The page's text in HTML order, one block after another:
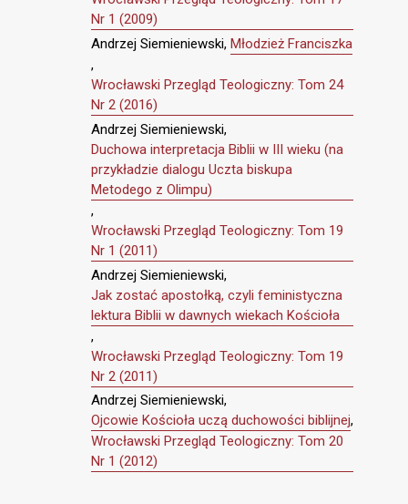
Nr 1 (2009)
Andrzej Siemieniewski, Młodzież Franciszka
,
Wrocławski Przegląd Teologiczny: Tom 24
Nr 2 (2016)
Andrzej Siemieniewski,
Duchowa interpretacja Biblii w III wieku (na
przykładzie dialogu Uczta biskupa
Metodego z Olimpu)
,
Wrocławski Przegląd Teologiczny: Tom 19
Nr 1 (2011)
Andrzej Siemieniewski,
Jak zostać apostołką, czyli feministyczna
lektura Biblii w dawnych wiekach Kościoła
,
Wrocławski Przegląd Teologiczny: Tom 19
Nr 2 (2011)
Andrzej Siemieniewski,
Ojcowie Kościoła uczą duchowości biblijnej,
Wrocławski Przegląd Teologiczny: Tom 20
Nr 1 (2012)